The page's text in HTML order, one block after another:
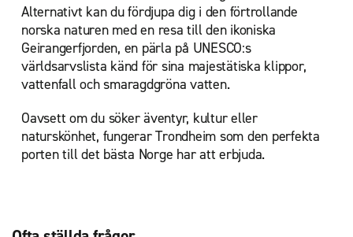
Alternativt kan du fördjupa dig i den förtrollande
norska naturen med en resa till den ikoniska
Geirangerfjorden, en pärla på UNESCO:s
världsarvslista känd för sina majestätiska klippor,
vattenfall och smaragdgröna vatten.
Oavsett om du söker äventyr, kultur eller
naturskönhet, fungerar Trondheim som den perfekta
porten till det bästa Norge har att erbjuda.